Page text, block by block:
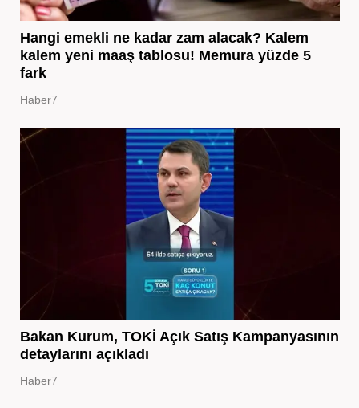
Hangi emekli ne kadar zam alacak? Kalem
kalem yeni maaş tablosu! Memura yüzde 5
fark
Haber7
Bakan Kurum, TOKİ Açık Satış Kampanyasının
detaylarını açıkladı
Haber7